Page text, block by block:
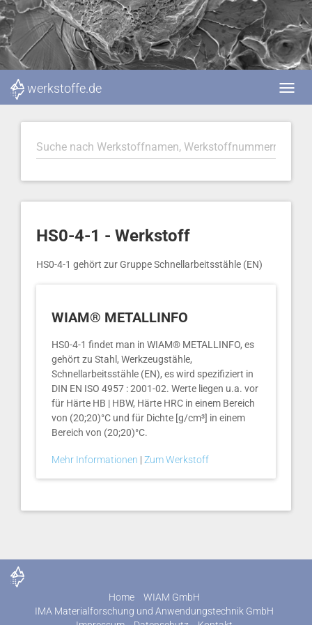
werkstoffe.de
HS0-4-1 - Werkstoff
HS0-4-1 gehört zur Gruppe Schnellarbeitsstähle (EN)
WIAM® METALLINFO
HS0-4-1 findet man in WIAM® METALLINFO, es
gehört zu Stahl, Werkzeugstähle,
Schnellarbeitsstähle (EN), es wird spezifiziert in
DIN EN ISO 4957 : 2001-02. Werte liegen u.a. vor
für Härte HB | HBW, Härte HRC in einem Bereich
von (20;20)°C und für Dichte [g/cm³] in einem
Bereich von (20;20)°C.
Mehr Informationen | Zum Werkstoff
Home
WIAM GmbH
IMA Materialforschung und Anwendungstechnik GmbH